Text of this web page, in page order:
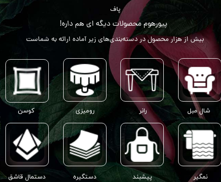
پیورهوم محصولات دیگه ای هم داره!
کوسن شال مبل رانر رومیزی
نمگیر پیشبند دستگیره دستمال قاشق
پاف
بیش از هزار محصول در دسته‌بندی‌های زیر آماده ارائه به شماست